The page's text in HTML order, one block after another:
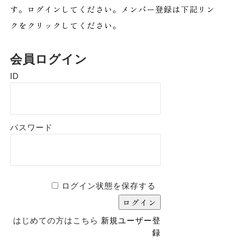
す。ログインしてください。メンバー登録は下記リン
クをクリックしてください。
会員ログイン
ID
パスワード
ログイン状態を保存する
はじめての方はこちら 新規ユーザー登
録